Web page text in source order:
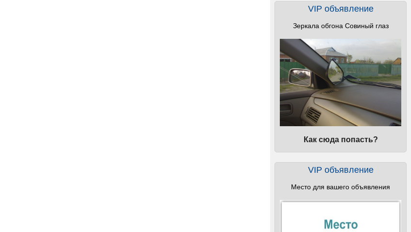
VIP объявление
Зеркала обгона Совиный глаз
Как сюда попасть?
VIP объявление
Место для вашего объявления